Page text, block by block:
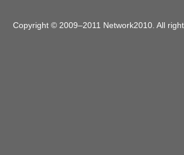
Copyright © 2009–2011 Network2010. All